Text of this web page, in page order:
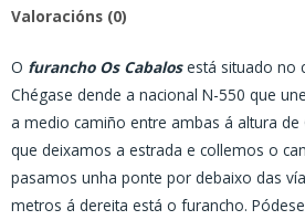
Valoracións (0)
O furancho Os Cabalosestá situado no
Chégase dende a nacional N-550 que
a medio camiño entre ambas á altura de
que deixamos a estrada e collemos o
pasamos unha ponte por debaixo das
metros á dereita está o furancho.